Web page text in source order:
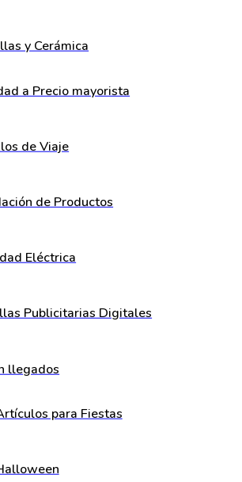
y Cerámica
a Precio mayorista
de Viaje
de Productos
Eléctrica
Publicitarias Digitales
llegados
para Fiestas